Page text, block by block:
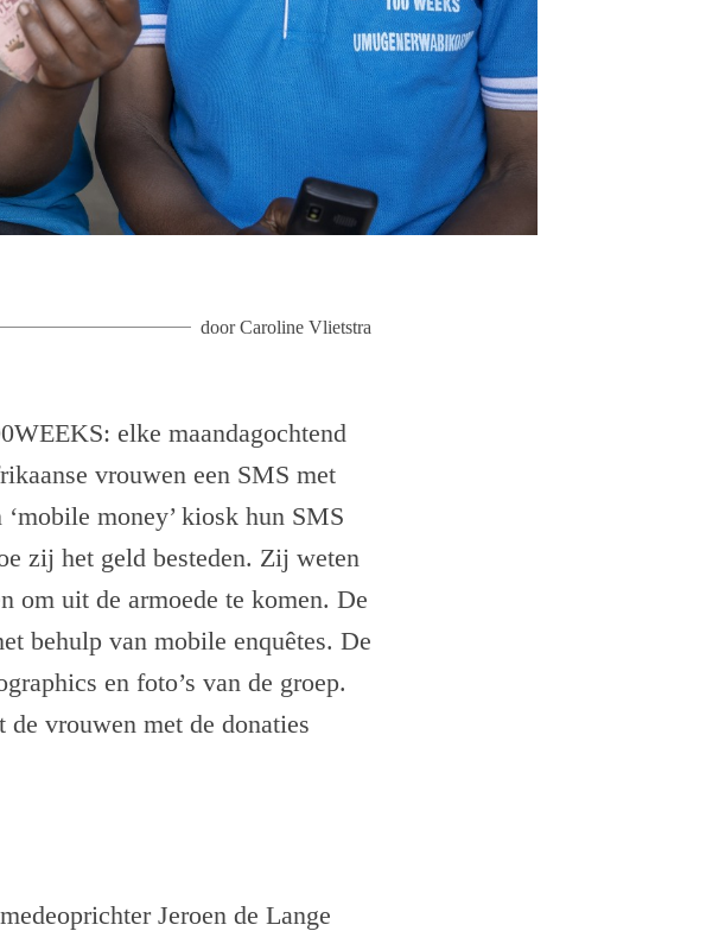
doorCaroline Vlietstra
elke maandagochtend
vrouwen een SMS met
money’ kiosk hun SMS
zij het geld besteden. Zij weten
om uit de armoede te komen. De
behulp van mobile enquêtes. De
en foto’s van de groep.
vrouwen met de donaties
Jeroen de Lange